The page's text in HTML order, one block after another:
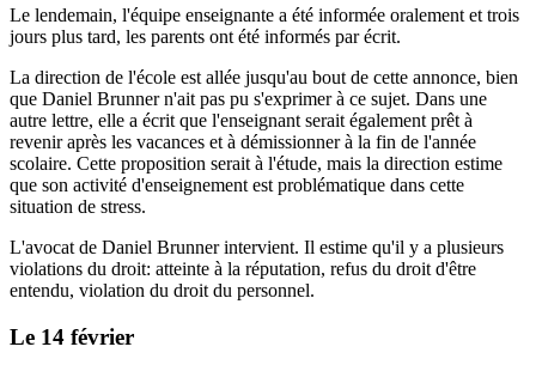
Le lendemain, l'équipe enseignante a été informée oralement et trois
jours plus tard, les parents ont été informés par écrit.
La direction de l'école est allée jusqu'au bout de cette annonce, bien
que Daniel Brunner n'ait pas pu s'exprimer à ce sujet. Dans une
autre lettre, elle a écrit que l'enseignant serait également prêt à
revenir après les vacances et à démissionner à la fin de l'année
scolaire. Cette proposition serait à l'étude, mais la direction estime
que son activité d'enseignement est problématique dans cette
situation de stress.
L'avocat de Daniel Brunner intervient. Il estime qu'il y a plusieurs
violations du droit: atteinte à la réputation, refus du droit d'être
entendu, violation du droit du personnel.
Le 14 février